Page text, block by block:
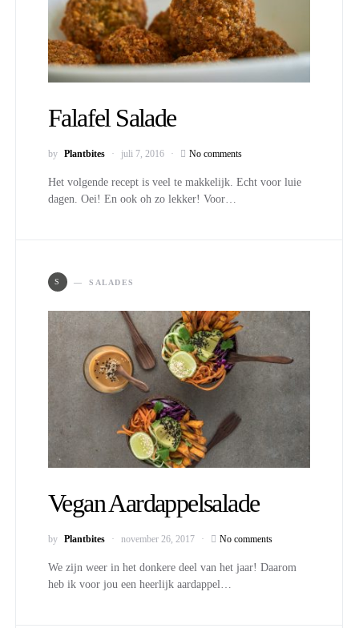
Falafel Salade
by Plantbites juli 7, 2016 No comments
Het volgende recept is veel te makkelijk. Echt voor luie
dagen. Oei! En ook oh zo lekker! Voor…
S SALADES
Vegan Aardappelsalade
by Plantbites november 26, 2017 No comments
We zijn weer in het donkere deel van het jaar! Daarom
heb ik voor jou een heerlijk aardappel…